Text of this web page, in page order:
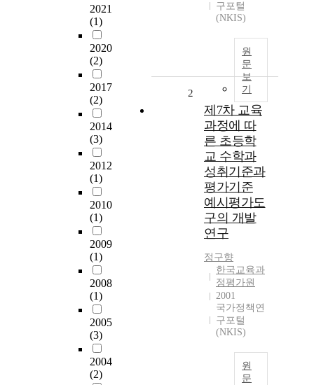
2021
(1)
2020
(2)
2017
(2)
2014
(3)
2012
(1)
2010
(1)
2009
(1)
2008
(1)
2005
(3)
2004
(2)
구포털
(NKIS)
원
문
보
기
2
제7차 교육
과정에 따
른 초등학
교 수학과
성취기준과
평가기준
예시평가도
구의 개발
연구
정구향
한국교육과
정평가원
2001
국가정책연
구포털
(NKIS)
원
문